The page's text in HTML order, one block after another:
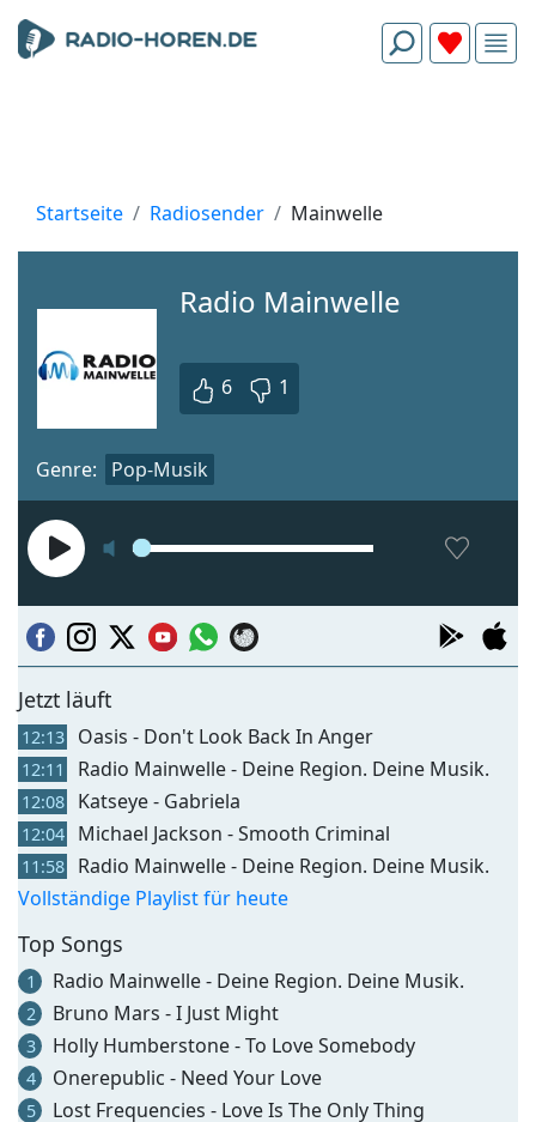
Startseite Radiosender Mainwelle
Radio Mainwelle
6 1
Genre: Pop-Musik
Jetzt läuft
12:13 Oasis - Don't Look Back In Anger
12:11 Radio Mainwelle - Deine Region. Deine Musik.
12:08 Katseye - Gabriela
12:04 Michael Jackson - Smooth Criminal
11:58
Radio Mainwelle - Deine Region. Deine Musik.
Vollständige Playlist für heute
Top Songs
1 Radio Mainwelle - Deine Region. Deine Musik.
2 Bruno Mars - I Just Might
3 Holly Humberstone - To Love Somebody
4 Onerepublic - Need Your Love
5 Lost Frequencies - Love Is The Only Thing